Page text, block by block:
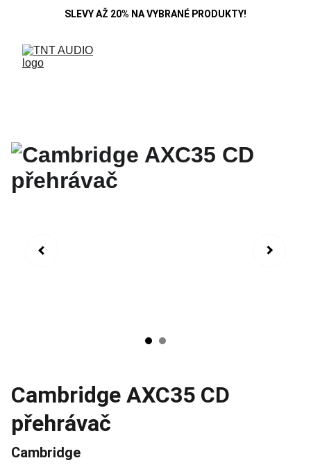
SLEVY AŽ 20% NA VYBRANÉ PRODUKTY!
Cambridge AXC35 CD
přehrávač
Cambridge